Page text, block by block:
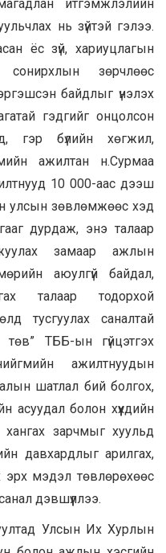
итгэмжлэлийн
нь зүйтэй гэлээ.
ёс зүй, хариуцлагын
зөрчлөөс
байдлыг үнэлэх
гэдгийг онцолсон
гэр бүлийн хөгжил,
ажилтан н.Сурмаа
10 000-аас дээш
улсын зөвлөмжөөс хэд
дурдаж, энэ талаар
замаар ажлын
аюулгүй байдал,
талаар тодорхой
тусгуулах саналтай
ТББ-ын гүйцэтгэх
ажилтнуудын
шатлал бий болгох,
асуудал болон хүүхдийн
хангах зарчмыг хуульд
давхардлыг арилгах,
мэдэл төвлөрөхөөс
дэвшүүллээ.
Улсын Их Хурлын